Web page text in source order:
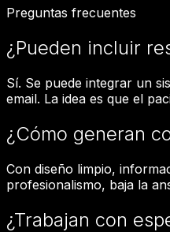
Preguntas frecuentes
¿Pueden incluir
Sí. Se puede integrar un
email. La idea es que el
¿Cómo generan
Con diseño limpio,
profesionalismo, baja la
¿Trabajan con